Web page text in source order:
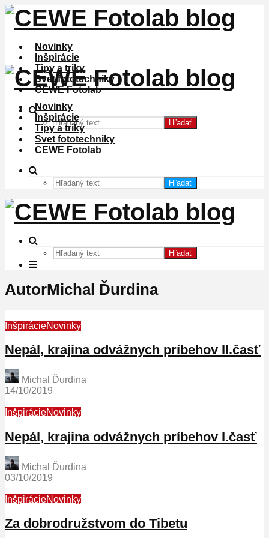
Novinky
Inšpirácie
Tipy a triky
Svet fototechniky
CEWE Fotolab
Hľadať
Novinky
Inšpirácie
Tipy a triky
Svet fototechniky
CEWE Fotolab
Hľadať
Hľadať
AutorMichal Ďurdina
InšpirácieNovinky
Nepál, krajina odvážnych príbehov II.časť
Michal Ďurdina
14/10/2019
InšpirácieNovinky
Nepál, krajina odvážnych príbehov I.časť
Michal Ďurdina
03/10/2019
InšpirácieNovinky
Za dobrodružstvom do Tibetu